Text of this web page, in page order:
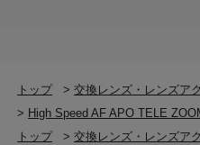
トップ >交換レンズ・レンズア
> High Speed AF APO TELE
トップ
>交換レンズ・レンズア